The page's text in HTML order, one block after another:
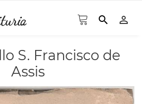
search person_outline
S. Francisco de
Assis